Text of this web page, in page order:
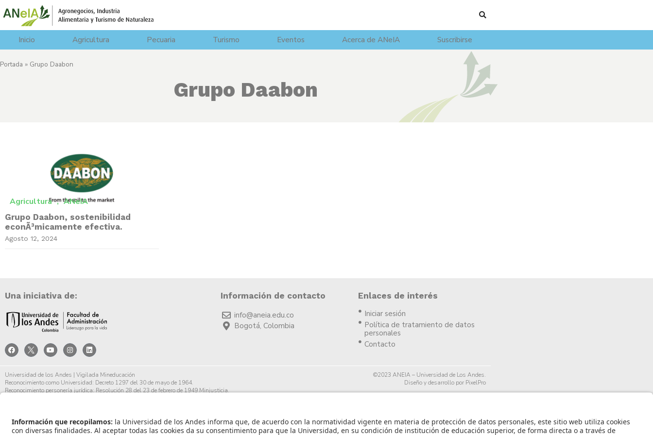
Inicio Agricultura Pecuaria Turismo Eventos Acerca de ANeIA Suscribirse
Portada » Grupo Daabon
Grupo Daabon
Agricultura , ANeIA
Grupo Daabon, sostenibilidad
econÃ³micamente efectiva.
Agosto 12, 2024
Una iniciativa de:
Información de contacto
info@aneia.edu.co
Bogotá, Colombia
Enlaces de interés
Iniciar sesión
Política de tratamiento de datos
personales
Contacto
Universidad de los Andes | Vigilada Mineducación
Reconocimiento como Universidad: Decreto 1297 del 30 de mayo de 1964.
Reconocimiento personería jurídica: Resolución 28 del 23 de febrero de 1949 Minjusticia.
©2023 ANEIA – Universidad de Los Andes.
Diseño y desarrollo por PixelPro